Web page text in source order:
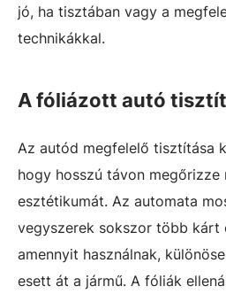
jó, ha tisztában vagy a
technikákkal.
A fóliázott autó
Az autód megfelelő tisztítása
hogy hosszú távon megőrizze
esztétikumát. Az automata
vegyszerek sokszor több kárt
amennyit használnak,
esett át a jármű. A fóliák